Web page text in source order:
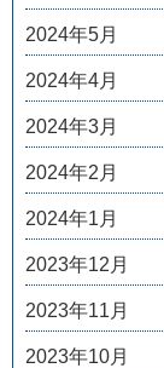
2024年5月
2024年4月
2024年3月
2024年2月
2024年1月
2023年12月
2023年11月
2023年10月